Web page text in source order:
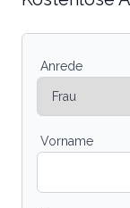
Anrede
Vorname